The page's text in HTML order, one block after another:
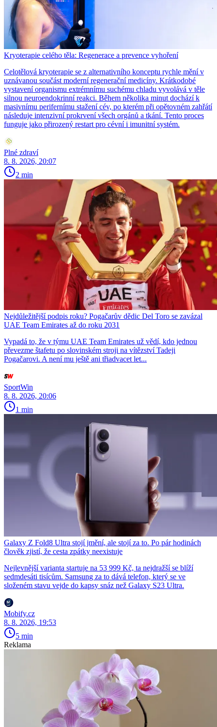
Kryoterapie celého těla: Regenerace a prevence vyhoření
Celotělová kryoterapie se z alternativního konceptu rychle mění v
uznávanou součást moderní regenerační medicíny. Krátkodobé
vystavení organismu extrémnímu suchému chladu vyvolává v těle
silnou neuroendokrinní reakci. Během několika minut dochází k
masivnímu perifernímu stažení cév, po kterém při opětovném zahřátí
následuje intenzivní prokrvení všech orgánů a tkání. Tento proces
funguje jako přirozený restart pro cévní i imunitní systém.
Plné zdraví
8. 8. 2026, 20:07
2 min
Nejdůležitější podpis roku? Pogačarův dědic Del Toro se zavázal
UAE Team Emirates až do roku 2031
Vypadá to, že v týmu UAE Team Emirates už vědí, kdo jednou
převezme štafetu po slovinském stroji na vítězství Tadeji
Pogačarovi. A není mu ještě ani třiadvacet let...
SportWin
8. 8. 2026, 20:06
1 min
Galaxy Z Fold8 Ultra stojí jmění, ale stojí za to. Po pár hodinách
člověk zjistí, že cesta zpátky neexistuje
Nejlevnější varianta startuje na 53 999 Kč, ta nejdražší se blíží
sedmdesáti tisícům. Samsung za to dává telefon, který se ve
složeném stavu vejde do kapsy snáz než Galaxy S23 Ultra.
Mobify.cz
8. 8. 2026, 19:53
5 min
Reklama